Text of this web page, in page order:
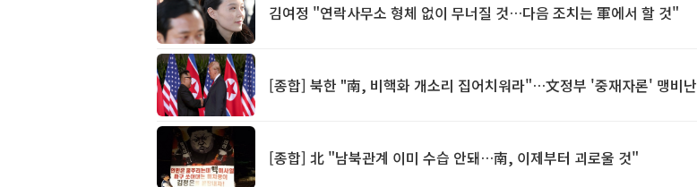
김여정 "연락사무소 형체 없이 무너질 것…다음 조치는 軍에서 할 것"
[종합] 북한 "南, 비핵화 개소리 집어치워라"…文정부 '중재자론' 맹비난
[종합] 北 "남북관계 이미 수습 안돼…南, 이제부터 괴로울 것"